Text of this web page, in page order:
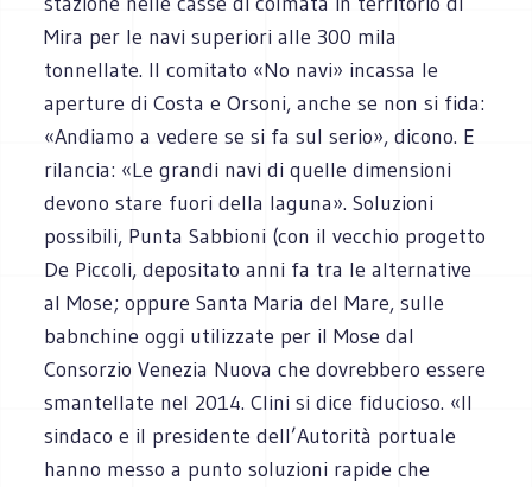
Mira per le navi superiori alle 300 mila
tonnellate. Il comitato «No navi» incassa le
aperture di Costa e Orsoni, anche se non si fida:
«Andiamo a vedere se si fa sul serio», dicono. E
rilancia: «Le grandi navi di quelle dimensioni
devono stare fuori della laguna». Soluzioni
possibili, Punta Sabbioni (con il vecchio progetto
De Piccoli, depositato anni fa tra le alternative
al Mose; oppure Santa Maria del Mare, sulle
babnchine oggi utilizzate per il Mose dal
Consorzio Venezia Nuova che dovrebbero essere
smantellate nel 2014. Clini si dice fiducioso. «Il
sindaco e il presidente dell’Autorità portuale
hanno messo a punto soluzioni rapide che